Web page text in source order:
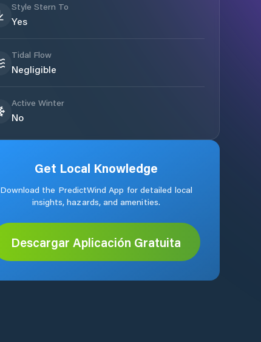
Style Stern To
Yes
Tidal Flow
Negligible
Active Winter
No
Get Local Knowledge
Download the PredictWind App for detailed local
insights, hazards, and amenities.
Descargar Aplicación Gratuita